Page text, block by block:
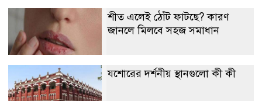
শীত এলেই ঠোঁট ফাটছে? কারণ
জানলে মিলবে সহজ সমাধান
যশোরের দর্শনীয় স্থানগুলো কী কী